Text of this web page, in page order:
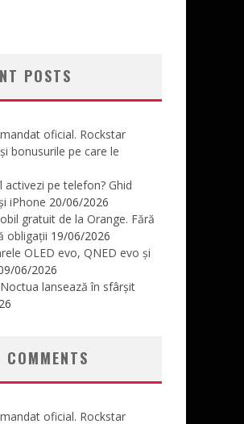
POSTS
oficial. Rockstar
bonusurile pe care le
activezi pe telefon? Ghid
iPhone 20/06/2026
gratuit de la Orange. Fără
obligații 19/06/2026
OLED evo, QNED evo și
06/2026
lansează în sfârșit
COMMENTS
oficial. Rockstar